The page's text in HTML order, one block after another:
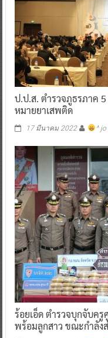
ป.ป.ส. ตำรวจภูธรภาค
หมายยาเสพติด
17 มีนาคม 2022 ^ jo
ร้อยเอ็ด ตำรวจบุกจับครู
พร้อมลูกสาว ขณะกำลัง